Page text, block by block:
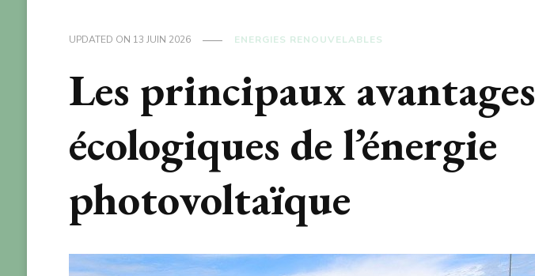
UPDATED ON 13 JUIN 2026 ENERGIES RENOUVELABLES
Les principaux avantages
écologiques de l’énergie
photovoltaïque